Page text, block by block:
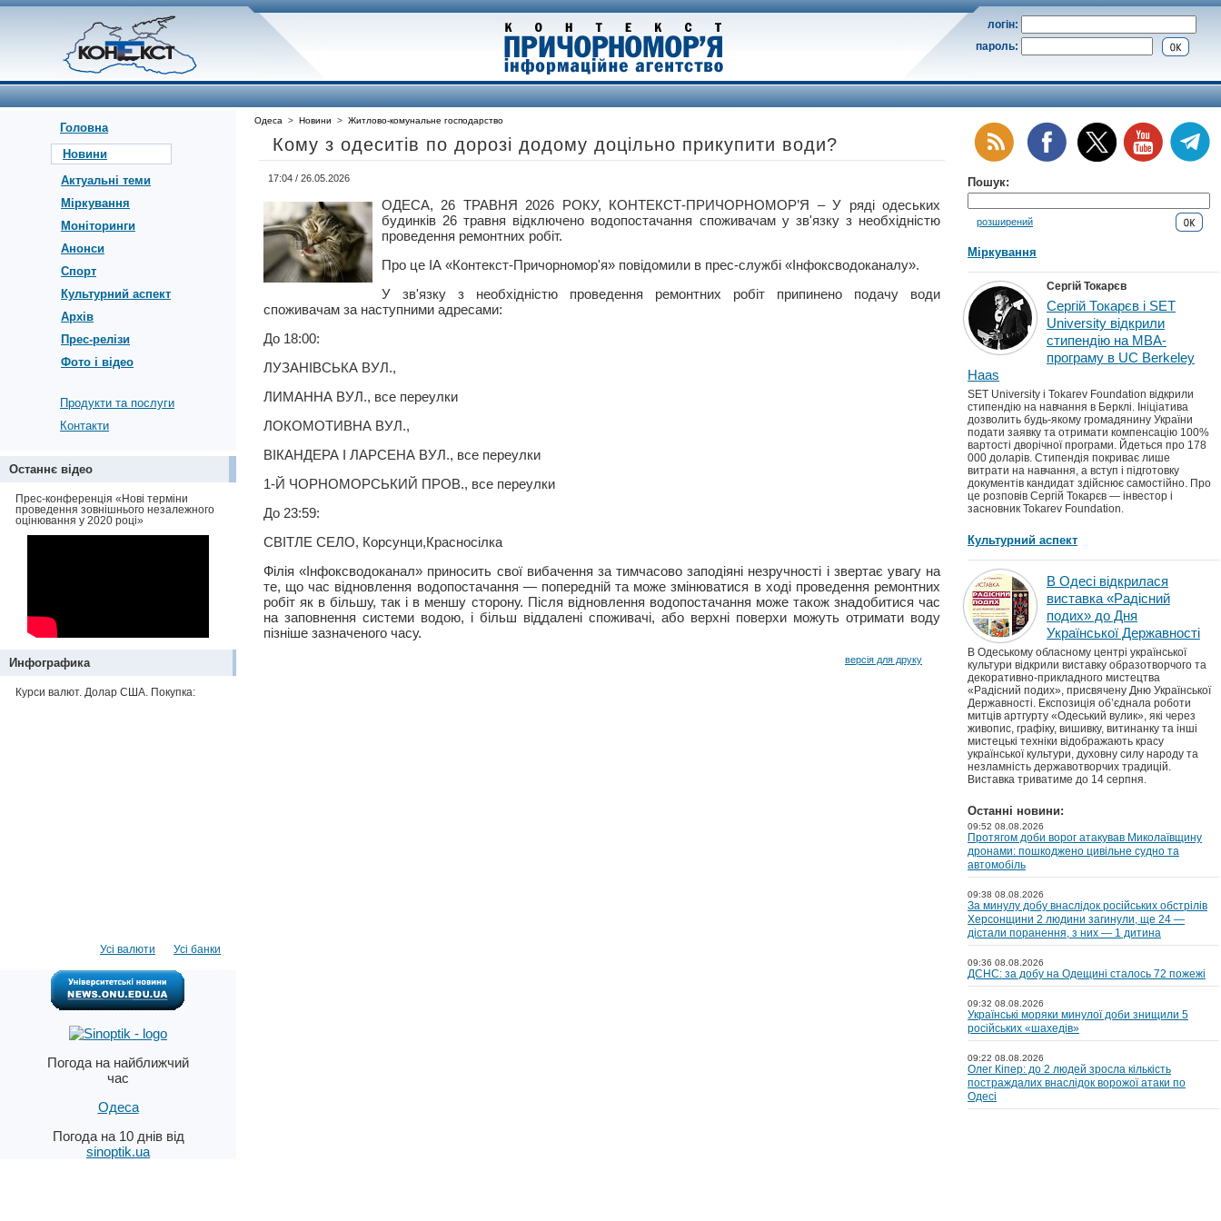
логін:
пароль:
Головна
Новини
Актуальні теми
Міркування
Моніторинги
Анонси
Спорт
Культурний аспект
Архів
Прес-релізи
Фото і відео
Продукти та послуги
Контакти
Останнє відео
Прес-конференція «Нові терміни
проведення зовнішнього незалежного
оцінювання у 2020 році»
Инфографика
Курси валют. Долар США. Покупка:
Усі банки
Усі валюти
Погода на найближчий
час
Одеса
Погода на 10 днів від
sinoptik.ua
Одеса > Новини > Житлово-комунальне господарство
Кому з одеситів по дорозі додому доцільно прикупити води?
17:04 / 26.05.2026
ОДЕСА, 26 ТРАВНЯ 2026 РОКУ, КОНТЕКСТ-ПРИЧОРНОМОР’Я – У ряді одеських
будинків 26 травня відключено водопостачання споживачам у зв'язку з необхідністю
проведення ремонтних робіт.
Про це ІА «Контекст-Причорномор'я» повідомили в прес-службі «Інфоксводоканалу».
У зв'язку з необхідністю проведення ремонтних робіт припинено подачу води
споживачам за наступними адресами:
До 18:00:
ЛУЗАНІВСЬКА ВУЛ.,
ЛИМАННА ВУЛ., все переулки
ЛОКОМОТИВНА ВУЛ.,
ВІКАНДЕРА І ЛАРСЕНА ВУЛ., все переулки
1-Й ЧОРНОМОРСЬКИЙ ПРОВ., все переулки
До 23:59:
СВІТЛЕ СЕЛО, Корсунци,Красносілка
Філія «Інфоксводоканал» приносить свої вибачення за тимчасово заподіяні незручності і звертає увагу на
те, що час відновлення водопостачання — попередній та може змінюватися в ході проведення ремонтних
робіт як в більшу, так і в меншу сторону. Після відновлення водопостачання може також знадобитися час
на заповнення системи водою, і більш віддалені споживачі, або верхні поверхи можуть отримати воду
пізніше зазначеного часу.
версія для друку
Пошук:
розширений
Міркування
Сергій Токарєв
Сергій Токарєв і SET
University відкрили
стипендію на MBA-
програму в UC Berkeley
Haas
SET University і Tokarev Foundation відкрили
стипендію на навчання в Берклі. Ініціатива
дозволить будь-якому громадянину України
подати заявку та отримати компенсацію 100%
вартості дворічної програми. Йдеться про 178
000 доларів. Стипендія покриває лише
витрати на навчання, а вступ і підготовку
документів кандидат здійснює самостійно. Про
це розповів Сергій Токарєв — інвестор і
засновник Tokarev Foundation.
Культурний аспект
В Одесі відкрилася
виставка «Радісний
подих» до Дня
Української Державності
В Одеському обласному центрі української
культури відкрили виставку образотворчого та
декоративно-прикладного мистецтва
«Радісний подих», присвячену Дню Української
Державності. Експозиція об’єднала роботи
митців артгурту «Одеський вулик», які через
живопис, графіку, вишивку, витинанку та інші
мистецькі техніки відображають красу
української культури, духовну силу народу та
незламність державотворчих традицій.
Виставка триватиме до 14 серпня.
Останні новини:
09:52 08.08.2026
Протягом доби ворог атакував Миколаївщину
дронами: пошкоджено цивільне судно та
автомобіль
09:38 08.08.2026
За минулу добу внаслідок російських обстрілів
Херсонщини 2 людини загинули, ще 24 —
дістали поранення, з них — 1 дитина
09:36 08.08.2026
ДСНС: за добу на Одещині сталось 72 пожежі
09:32 08.08.2026
Українські моряки минулої доби знищили 5
російських «шахедів»
09:22 08.08.2026
Олег Кіпер: до 2 людей зросла кількість
постраждалих внаслідок ворожої атаки по
Одесі